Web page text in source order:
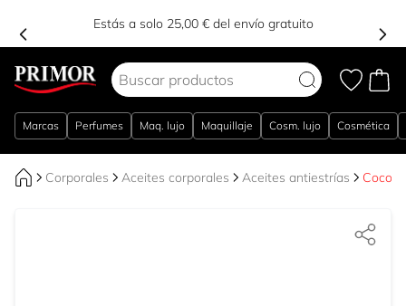
Estás a solo 25,00 € del envío gratuito
Marcas Perfumes Maq. lujo Maquillaje Cosm. lujo Cosmética
Corporales Aceites corporales Aceites antiestrías Cocoa